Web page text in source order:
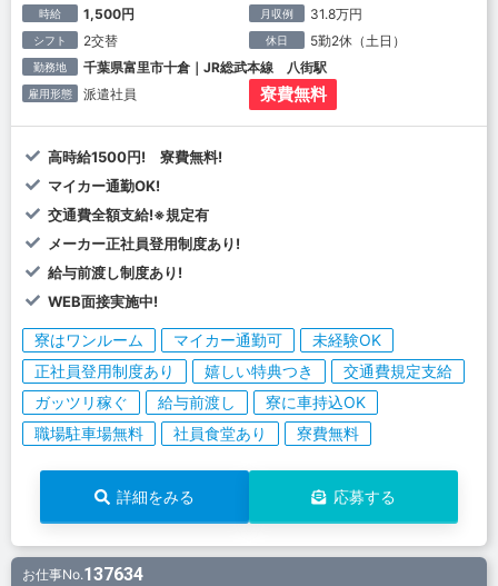
時給 1,500円 月収例 31.8万円
シフト 2交替 休日 5勤2休（土日）
勤務地 千葉県富里市十倉｜JR総武本線 八街駅
雇用形態 派遣社員 寮費無料
高時給1500円! 寮費無料!
マイカー通勤OK!
交通費全額支給!※規定有
メーカー正社員登用制度あり!
給与前渡し制度あり!
WEB面接実施中!
寮はワンルーム マイカー通勤可
未経験OK
正社員登用制度あり
嬉しい特典つき
交通費規定支給
ガッツリ稼ぐ
給与前渡し
寮に車持込OK
職場駐車場無料
社員食堂あり 寮費無料
詳細をみる 応募する
お仕事No.137634